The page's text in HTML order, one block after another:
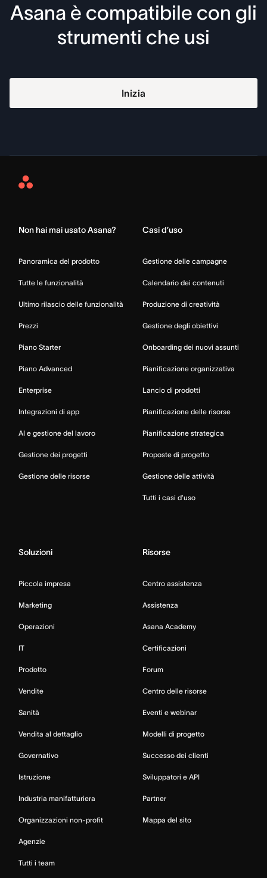
Asana è compatibile con gli
strumenti che usi
Inizia
Asana
Non hai mai usato Asana?
Panoramica del prodotto
Tutte le funzionalità
Ultimo rilascio delle funzionalità
Prezzi
Piano Starter
Piano Advanced
Enterprise
Integrazioni di app
AI e gestione del lavoro
Gestione dei progetti
Gestione delle risorse
Casi d’uso
Gestione delle campagne
Calendario dei contenuti
Produzione di creatività
Gestione degli obiettivi
Onboarding dei nuovi assunti
Pianificazione organizzativa
Lancio di prodotti
Pianificazione delle risorse
Pianificazione strategica
Proposte di progetto
Gestione delle attività
Tutti i casi d’uso
Soluzioni
Piccola impresa
Marketing
Operazioni
IT
Prodotto
Vendite
Sanità
Vendita al dettaglio
Governativo
Istruzione
Industria manifatturiera
Organizzazioni non-profit
Agenzie
Tutti i team
Risorse
Centro assistenza
Assistenza
Asana Academy
Certificazioni
Forum
Centro delle risorse
Eventi e webinar
Modelli di progetto
Successo dei clienti
Sviluppatori e API
Partner
Mappa del sito